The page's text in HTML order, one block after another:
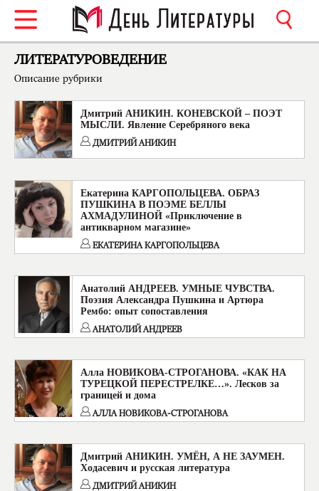
ЛИТЕРАТУРОВЕДЕНИЕ
Описание рубрики
Дмитрий АНИКИН. КОНЕВСКОЙ – ПОЭТ
МЫСЛИ. Явление Серебряного века
ДМИТРИЙ АНИКИН
Екатерина КАРГОПОЛЬЦЕВА. ОБРАЗ
ПУШКИНА В ПОЭМЕ БЕЛЛЫ
АХМАДУЛИНОЙ «Приключение в
антикварном магазине»
ЕКАТЕРИНА КАРГОПОЛЬЦЕВА
Анатолий АНДРЕЕВ. УМНЫЕ ЧУВСТВА.
Поэзия Александра Пушкина и Артюра
Рембо: опыт сопоставления
АНАТОЛИЙ АНДРЕЕВ
Алла НОВИКОВА-СТРОГАНОВА. «КАК НА
ТУРЕЦКОЙ ПЕРЕСТРЕЛКЕ…». Лесков за
границей и дома
АЛЛА НОВИКОВА-СТРОГАНОВА
Дмитрий АНИКИН. УМЁН, А НЕ ЗАУМЕН.
Ходасевич и русская литература
ДМИТРИЙ АНИКИН